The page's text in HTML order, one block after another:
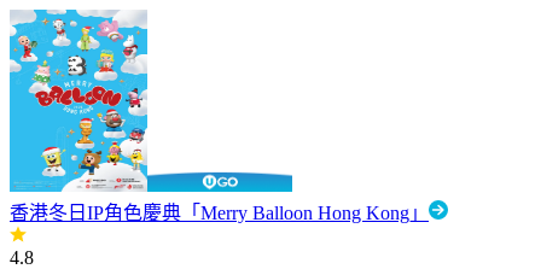
香港冬日IP角色慶典「⁠Merry Balloon Hong Kong」
4.8